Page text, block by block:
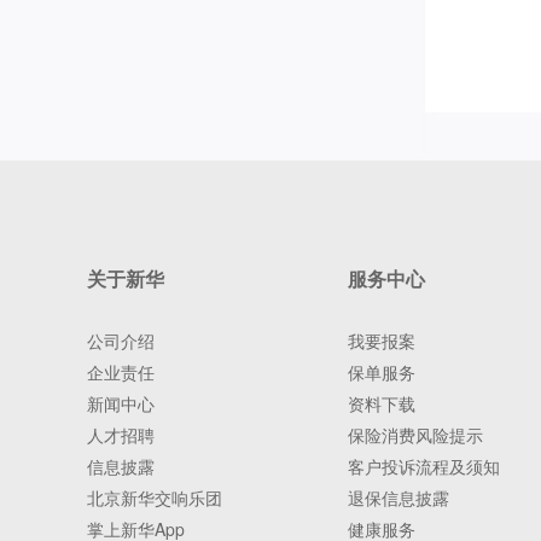
关于新华
公司介绍
企业责任
新闻中心
人才招聘
信息披露
北京新华交响乐团
掌上新华App
服务中心
我要报案
保单服务
资料下载
保险消费风险提示
客户投诉流程及须知
退保信息披露
健康服务